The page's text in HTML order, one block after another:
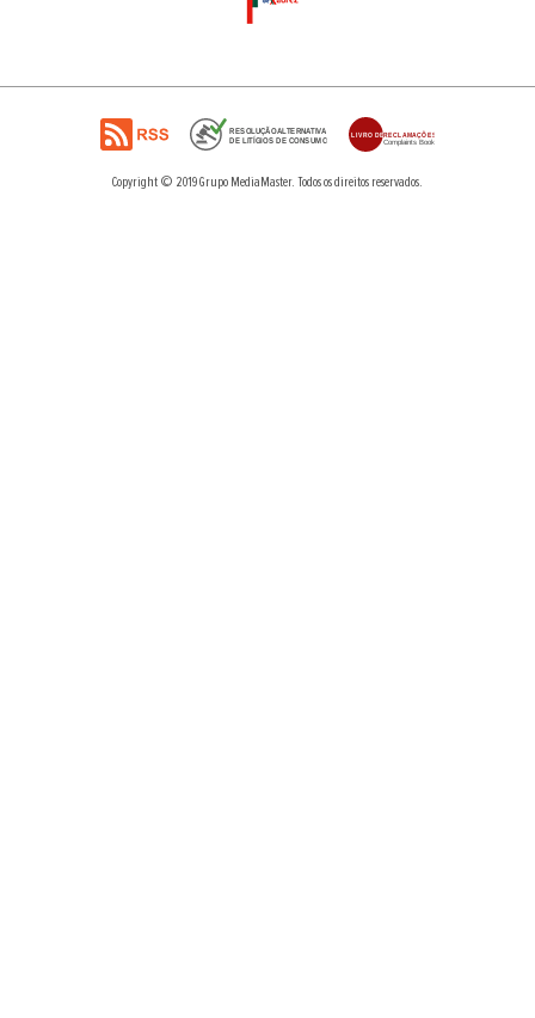
Copyright © 2019Grupo MediaMaster. Todos os direitos reservados.